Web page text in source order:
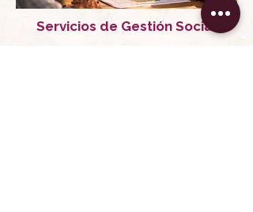
Servicios de Gestión Social